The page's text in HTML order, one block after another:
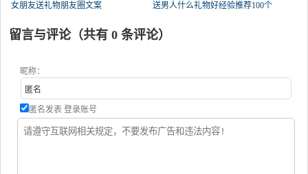
女朋友送礼物朋友圈文案 送男人什么礼物好经验推荐100个
留言与评论（共有 0 条评论）
昵称：
匿名发表 登录账号